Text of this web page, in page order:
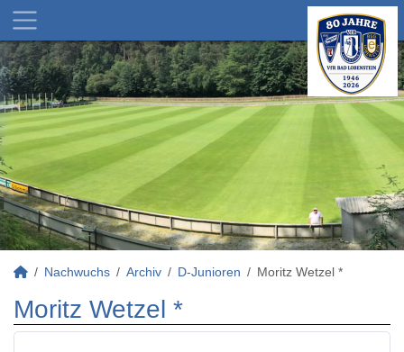
Nachwuchs Archiv D-Junioren Moritz Wetzel *
Moritz Wetzel *